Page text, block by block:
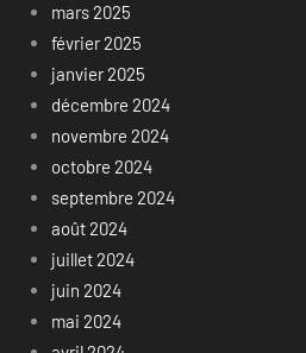
mars 2025
février 2025
janvier 2025
décembre 2024
novembre 2024
octobre 2024
septembre 2024
août 2024
juillet 2024
juin 2024
mai 2024